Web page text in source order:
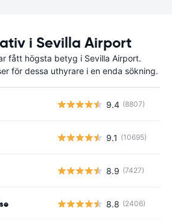
i Sevilla Airport
fått högsta betyg i Sevilla Airport.
för dessa uthyrare i en enda sökning.
9.4 (8807)
9.1 (10695)
8.9 (7427)
8.8 (2406)